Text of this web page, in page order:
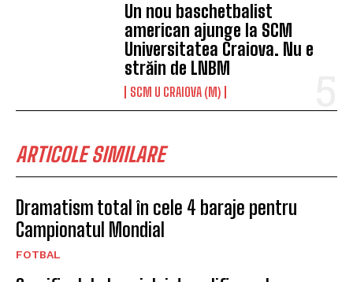
Un nou baschetbalist
american ajunge la SCM
Universitatea Craiova. Nu e
străin de LNBM
SCM U CRAIOVA (M)
ARTICOLE SIMILARE
Dramatism total în cele 4 baraje pentru
Campionatul Mondial
FOTBAL